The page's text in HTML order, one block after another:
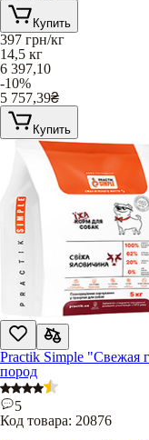
Купить
397 грн/кг
14,5 кг
6 397,10
-10%
5 757,39₴
Купить
Practik Simple "Свежая
пород
5
Код товара: 20876